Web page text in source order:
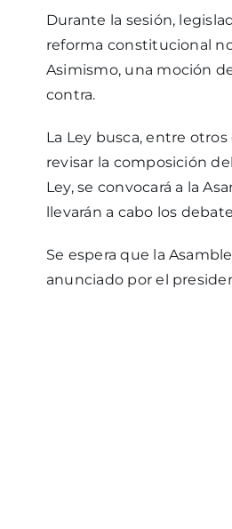
Durante la sesión,
reforma constitucional
Asimismo, una moción
contra.
La Ley busca, entre
revisar la composición
Ley, se convocará a la
llevarán a cabo los
Se espera que la
anunciado por el